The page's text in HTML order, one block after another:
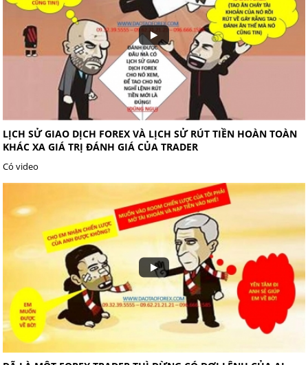
LỊCH SỬ GIAO DỊCH FOREX VÀ LỊCH SỬ RÚT TIỀN HOÀN TOÀN
KHÁC XA GIÁ TRỊ ĐÁNH GIÁ CỦA TRADER
Có video